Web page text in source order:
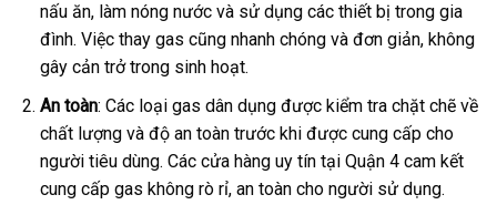
nấu ăn, làm nóng nước và sử dụng các thiết bị trong gia
đình. Việc thay gas cũng nhanh chóng và đơn giản, không
gây cản trở trong sinh hoạt.
An toàn: Các loại gas dân dụng được kiểm tra chặt chẽ về
chất lượng và độ an toàn trước khi được cung cấp cho
người tiêu dùng. Các cửa hàng uy tín tại Quận 4 cam kết
cung cấp gas không rò rỉ, an toàn cho người sử dụng.